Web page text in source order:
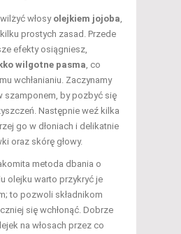
włosy olejkiem jojoba
prostych zasad. Przede
efekty osiągniesz,
wilgotne pasma , co
wchłanianiu. Zaczynamy
szamponem, by pozbyć się
Następnie weź kilka
go w dłoniach i delikatnie
oraz skórę głowy.
metoda dbania o
olejku warto przykryć je
to pozwoli składnikom
się wchłonąć. Dobrze
na włosach przez co